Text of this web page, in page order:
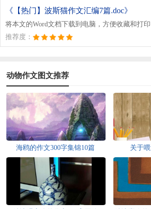
《【热门】波斯猫作文汇编7篇.doc》
将本文的Word文档下载到电脑，方便收藏和打印
推荐度：
动物作文图文推荐
海鸥的作文300字集锦10篇 关于